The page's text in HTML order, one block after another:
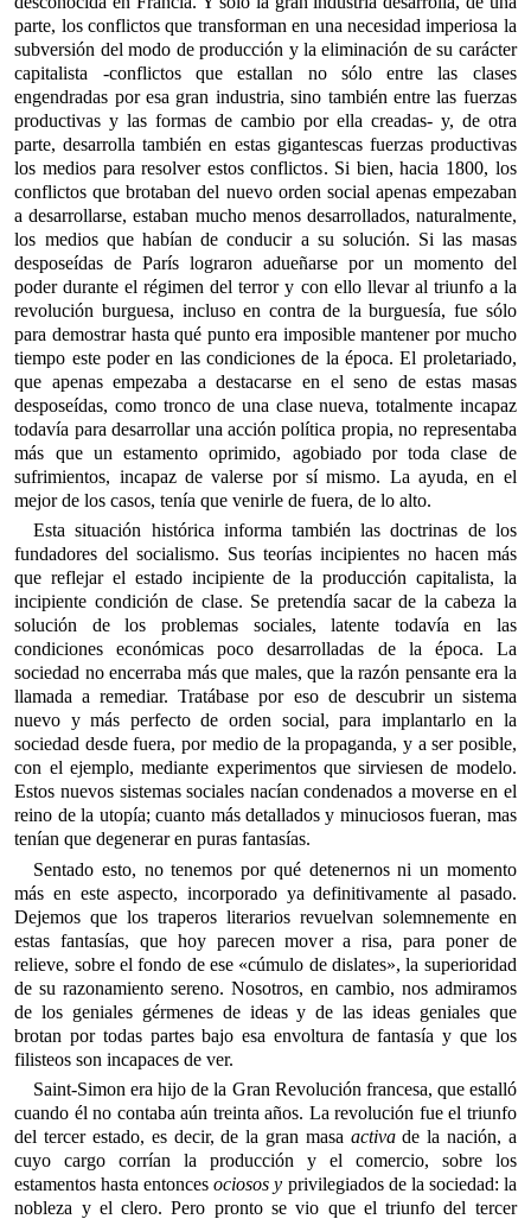
parte, los conflictos que transforman en una necesidad imperiosa la
subversión del modo de producción y la eliminación de su carácter
capitalista -conflictos que estallan no sólo entre las clases
engendradas por esa gran industria, sino también entre las fuerzas
productivas y las formas de cambio por ella creadas- y, de otra
parte, desarrolla también en estas gigantescas fuerzas productivas
los medios para resolver estos conflictos. Si bien, hacia 1800, los
conflictos que brotaban del nuevo orden social apenas empezaban
a desarrollarse, estaban mucho menos desarrollados, naturalmente,
los medios que habían de conducir a su solución. Si las masas
desposeídas de París lograron adueñarse por un momento del
poder durante el régimen del terror y con ello llevar al triunfo a la
revolución burguesa, incluso en contra de la burguesía, fue sólo
para demostrar hasta qué punto era imposible mantener por mucho
tiempo este poder en las condiciones de la época. El proletariado,
que apenas empezaba a destacarse en el seno de estas masas
desposeídas, como tronco de una clase nueva, totalmente incapaz
todavía para desarrollar una acción política propia, no representaba
más que un estamento oprimido, agobiado por toda clase de
sufrimientos, incapaz de valerse por sí mismo. La ayuda, en el
mejor de los casos, tenía que venirle de fuera, de lo alto.
Esta situación histórica informa también las doctrinas de los
fundadores del socialismo. Sus teorías incipientes no hacen más
que reflejar el estado incipiente de la producción capitalista, la
incipiente condición de clase. Se pretendía sacar de la cabeza la
solución de los problemas sociales, latente todavía en las
condiciones económicas poco desarrolladas de la época. La
sociedad no encerraba más que males, que la razón pensante era la
llamada a remediar. Tratábase por eso de descubrir un sistema
nuevo y más perfecto de orden social, para implantarlo en la
sociedad desde fuera, por medio de la propaganda, y a ser posible,
con el ejemplo, mediante experimentos que sirviesen de modelo.
Estos nuevos sistemas sociales nacían condenados a moverse en el
reino de la utopía; cuanto más detallados y minuciosos fueran, mas
tenían que degenerar en puras fantasías.
Sentado esto, no tenemos por qué detenernos ni un momento
más en este aspecto, incorporado ya definitivamente al pasado.
Dejemos que los traperos literarios revuelvan solemnemente en
estas fantasías, que hoy parecen mover a risa, para poner de
relieve, sobre el fondo de ese «cúmulo de dislates», la superioridad
de su razonamiento sereno. Nosotros, en cambio, nos admiramos
de los geniales gérmenes de ideas y de las ideas geniales que
brotan por todas partes bajo esa envoltura de fantasía y que los
filisteos son incapaces de ver.
Saint-Simon era hijo de la Gran Revolución francesa, que estalló
cuando él no contaba aún treinta años. La revolución fue el triunfo
del tercer estado, es decir, de la gran masa activade la nación, a
cuyo cargo corrían la producción y el comercio, sobre los
estamentos hasta entoncesociosos y privilegiados de la sociedad: la
nobleza y el clero. Pero pronto se vio que el triunfo del tercer